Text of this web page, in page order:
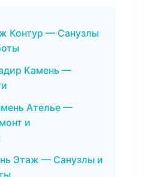
Контур — Санузлы
Камень —
Ателье —
и
Этаж — Санузлы и